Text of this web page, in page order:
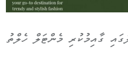
ގާއިމުކުރި މެންޓަލް ހެލްތު